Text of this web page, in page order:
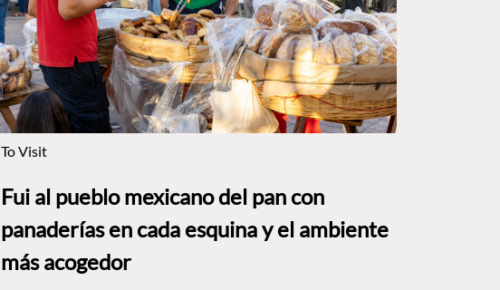
To Visit
Fui al pueblo mexicano del pan con
panaderías en cada esquina y el ambiente
más acogedor